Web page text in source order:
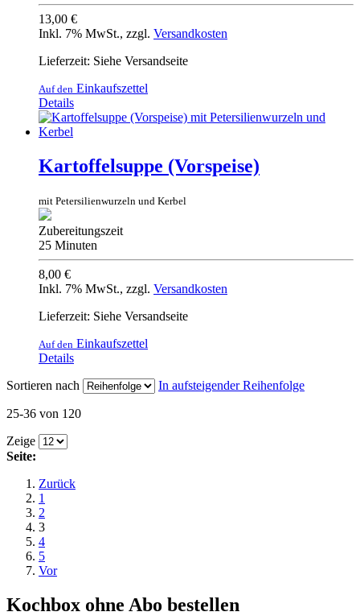
13,00 €
Inkl. 7% MwSt., zzgl. Versandkosten
Lieferzeit: Siehe Versandseite
Auf den Einkaufszettel
Details
Kartoffelsuppe (Vorspeise)
mit Petersilienwurzeln und Kerbel
Zubereitungszeit
25 Minuten
8,00 €
Inkl. 7% MwSt., zzgl. Versandkosten
Lieferzeit: Siehe Versandseite
Auf den Einkaufszettel
Details
Sortieren nach
In aufsteigender Reihenfolge
25-36 von 120
Zeige
Seite:
Zurück
1
2
3
4
5
Vor
Kochbox ohne Abo bestellen